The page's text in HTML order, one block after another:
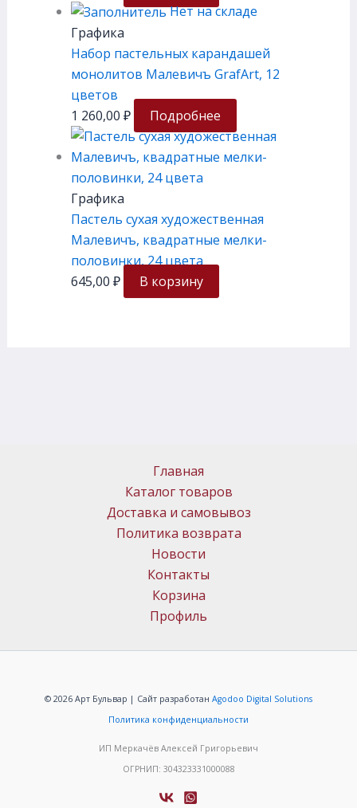
Нет на складе
Графика
Набор пастельных карандашей
монолитов Малевичъ GrafArt, 12
цветов
1 260,00 ₽ Подробнее
Графика
Пастель сухая художественная
Малевичъ, квадратные мелки-
половинки, 24 цвета
645,00 ₽ В корзину
Главная
Каталог товаров
Доставка и самовывоз
Политика возврата
Новости
Контакты
Корзина
Профиль
© 2026 Арт Бульвар | Сайт разработан Agodoo Digital Solutions
Политика конфиденциальности
ИП Меркачёв Алексей Григорьевич
ОГРНИП: 304323331000088